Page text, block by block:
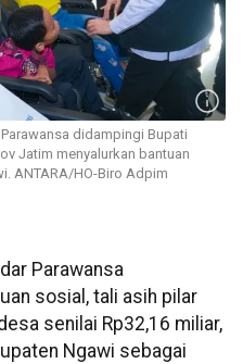
didampingi Bupati
Jatim menyalurkan bantuan
ANTARA/HO-Biro Adpim
Parawansa
sosial, tali asih pilar
senilai Rp32,16 miliar,
Ngawi sebagai